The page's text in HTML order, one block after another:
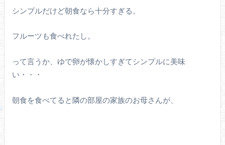
シンプルだけど朝食なら十分すぎる。
フルーツも食べれたし。
って言うか、ゆで卵が懐かしすぎてシンプルに美味
い・・・
朝食を食べてると隣の部屋の家族のお母さんが、